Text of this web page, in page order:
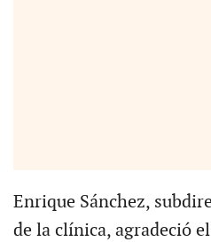
Enrique Sánchez,
de la clínica, agradeció